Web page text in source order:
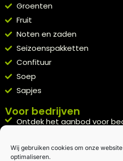
Wij gebruiken cookies om onze
optimaliseren.
Groenten
Fruit
Noten en zaden
Seizoenspakketten
Confituur
Soep
Sapjes
Voor bedrijven
Ontdek het aanbod voor
Kennismakingspakket